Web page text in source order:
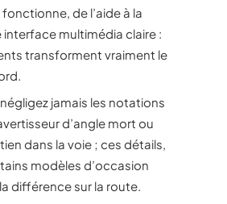
de l’aide à la
multimédia claire :
transforment vraiment le
jamais les notations
d’angle mort ou
dans la voie ; ces détails,
modèles d’occasion
différence sur la route.